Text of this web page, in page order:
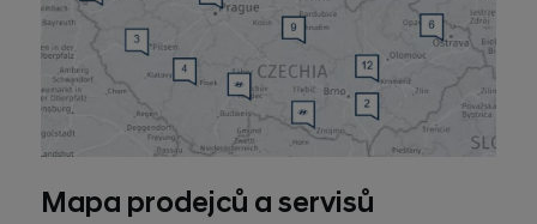
Mapa prodejců a servisů